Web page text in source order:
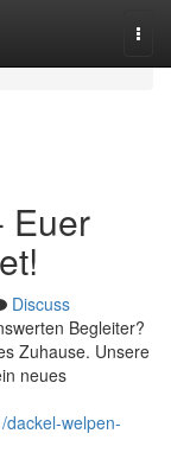
Euer
Discuss
Begleiter?
Zuhause. Unsere
neues
welpen-